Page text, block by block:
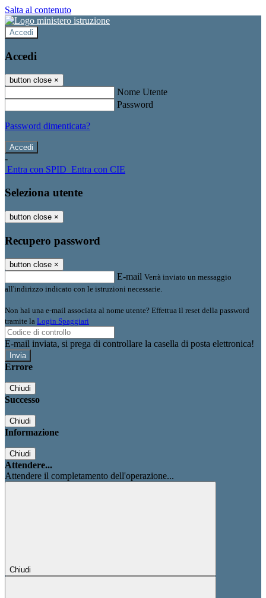
Salta al contenuto
Accedi
Accedi
button close ×
Nome Utente
Password
Password dimenticata?
-
Entra con SPID Entra con CIE
Seleziona utente
button close ×
Recupero password
button close ×
E-mail Verrà inviato un messaggio
all'indirizzo indicato con le istruzioni necessarie.
Non hai una e-mail associata al nome utente? Effettua il reset della password
tramite la Login Spaggiari
E-mail inviata, si prega di controllare la casella di posta elettronica!
Errore
Chiudi
Successo
Chiudi
Informazione
Chiudi
Attendere...
Attendere il completamento dell'operazione...
Chiudi